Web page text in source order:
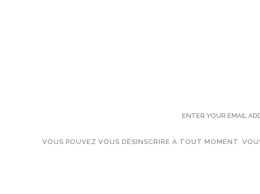
VOUS POUVEZ VOUS DÉSINSCRIRE À TOUT MOMENT.